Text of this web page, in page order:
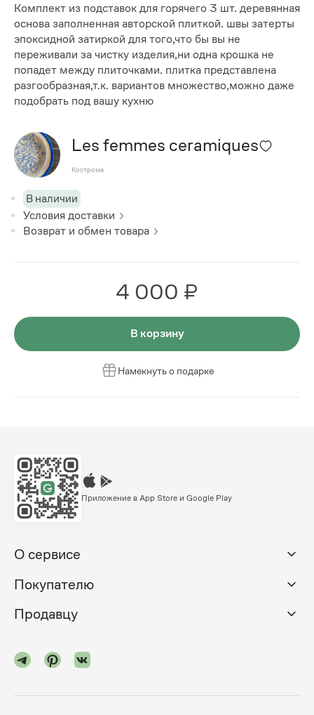
Комплект из подставок для горячего 3 шт. деревянная
основа заполненная авторской плиткой. швы затерты
эпоксидной затиркой для того,что бы вы не
переживали за чистку изделия,ни одна крошка не
попадет между плиточками. плитка представлена
разгообразная,т.к. вариантов множество,можно даже
подобрать под вашу кухню
Les femmes ceramiques
Кострома
В наличии
Условия доставки
Возврат и обмен товара
4 000 ₽
В корзину
Намекнуть о подарке
Приложение в App Store и Google Play
О сервисе
Покупателю
Продавцу